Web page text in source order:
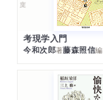
考現学入門
今和次郎著藤森照信編